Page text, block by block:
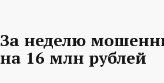
За неделю
на 16 млн рублей